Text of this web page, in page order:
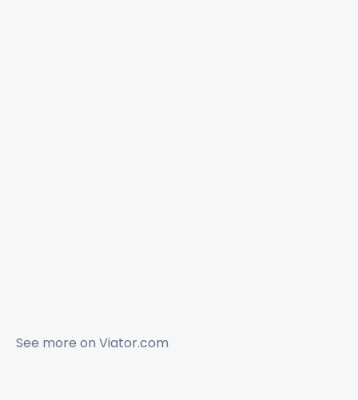
See more on Viator.com